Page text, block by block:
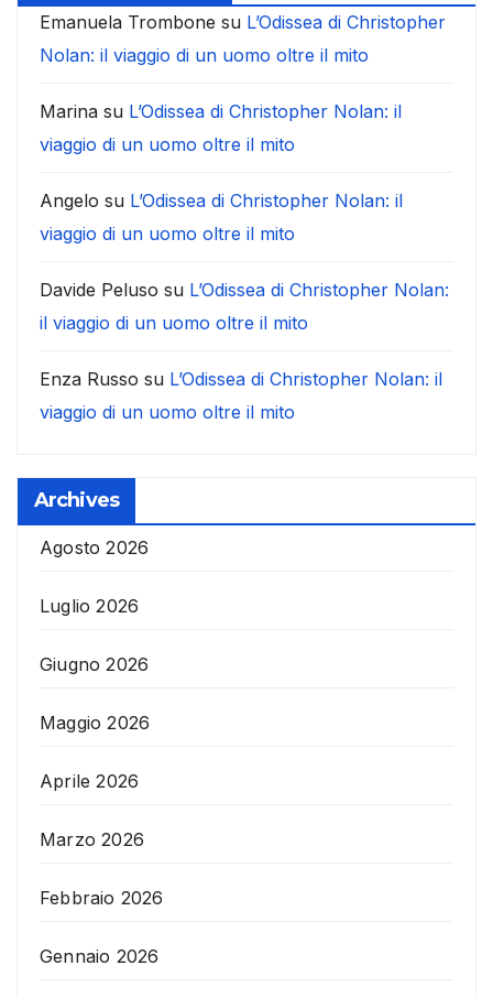
Emanuela Trombone su L’Odissea di Christopher
Nolan: il viaggio di un uomo oltre il mito
Marina su L’Odissea di Christopher Nolan: il
viaggio di un uomo oltre il mito
Angelo su L’Odissea di Christopher Nolan: il
viaggio di un uomo oltre il mito
Davide Peluso su L’Odissea di Christopher Nolan:
il viaggio di un uomo oltre il mito
Enza Russo su L’Odissea di Christopher Nolan: il
viaggio di un uomo oltre il mito
Archives
Agosto 2026
Luglio 2026
Giugno 2026
Maggio 2026
Aprile 2026
Marzo 2026
Febbraio 2026
Gennaio 2026